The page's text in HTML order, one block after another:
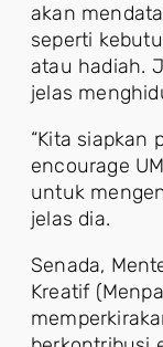
akan
seperti
atau hadiah.
jelas
“Kita siapkan
encourage
untuk
jelas dia.
Senada,
Kreatif